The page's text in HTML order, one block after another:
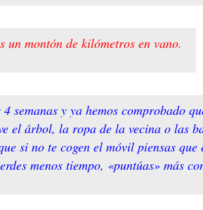
un montón de kilómetros en vano.
semanas y ya hemos comprobado
el árbol, la ropa de la vecina o las
si no te cogen el móvil piensas que
menos tiempo, «puntúas» más